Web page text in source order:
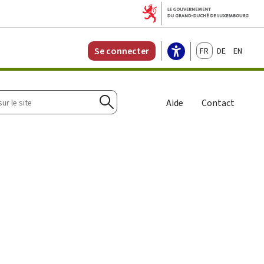
Se connecter FrançaisDeutschEnglish
Rechercher
Aide Contact